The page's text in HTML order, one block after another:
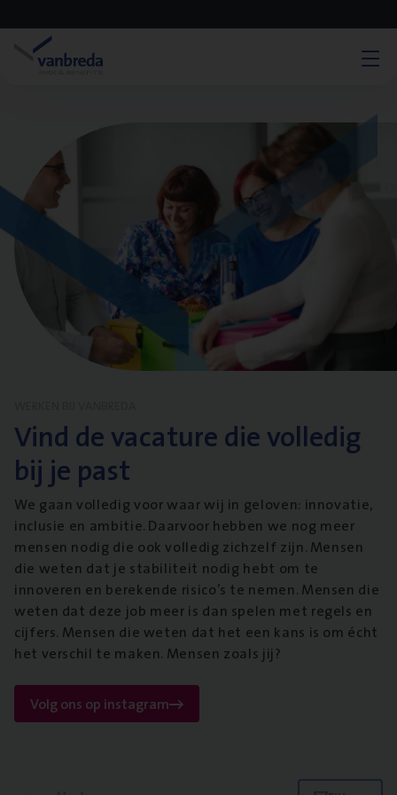
Vind de vacature die volledig
bij je past
We gaan volledig voor waar wij in geloven: innovatie,
inclusie en ambitie. Daarvoor hebben we nog meer
mensen nodig die ook volledig zichzelf zijn. Mensen
die weten dat je stabiliteit nodig hebt om te
innoveren en berekende risico’s te nemen. Mensen die
weten dat deze job meer is dan spelen met regels en
cijfers. Mensen die weten dat het een kans is om écht
het verschil te maken. Mensen zoals jij?
Volg ons op instagram